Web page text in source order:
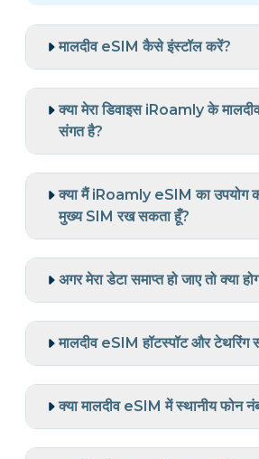
मालदीव eSIM कैसे इंस्टॉल करें?
क्या मेरा डिवाइस iRoamly के
संगत है?
क्या मैं iRoamly eSIM का उपयोग
मुख्य SIM रख सकता हूँ?
अगर मेरा डेटा समाप्त हो जाए तो क्या
मालदीव eSIM हॉटस्पॉट और टेथरिंग
क्या मालदीव eSIM में स्थानीय फोन